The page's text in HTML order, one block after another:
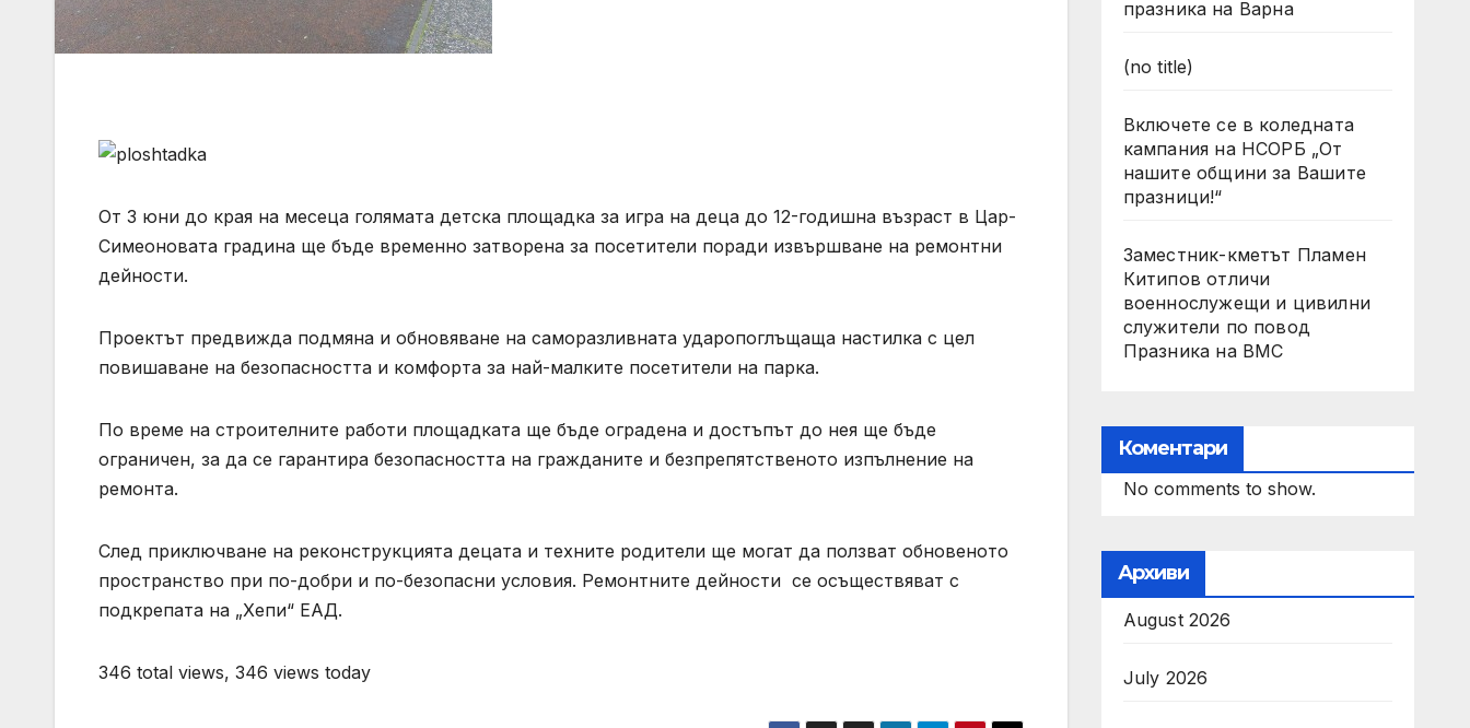
От 3 юни до края на месеца голямата детска площадка за игра на деца до 12-годишна възраст в Цар-
Симеоновата градина ще бъде временно затворена за посетители поради извършване на ремонтни
дейности.
Проектът предвижда подмяна и обновяване на саморазливната ударопоглъщаща настилка с цел
повишаване на безопасността и комфорта за най-малките посетители на парка.
По време на строителните работи площадката ще бъде оградена и достъпът до нея ще бъде
ограничен, за да се гарантира безопасността на гражданите и безпрепятственото изпълнение на
ремонта.
След приключване на реконструкцията децата и техните родители ще могат да ползват обновеното
пространство при по-добри и по-безопасни условия. Ремонтните дейности се осъществяват с
подкрепата на „Хепи“ ЕАД.
346 total views, 346 views today
празника на Варна
(no title)
Включете се в коледната
кампания на НСОРБ „От
нашите общини за Вашите
празници!“
Заместник-кметът Пламен
Китипов отличи
военнослужещи и цивилни
служители по повод
Празника на ВМС
Коментари
No comments to show.
Архиви
August 2026
July 2026